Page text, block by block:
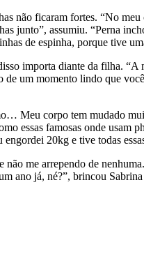
não ficaram fortes. “No
junto”, assumiu. “Perna
de espinha, porque tive
importa diante da filha. “A
de um momento lindo que
Meu corpo tem mudado
essas famosas onde usam
20kg e tive todas
não me arrependo de
ano já, né?”, brincou Sabrina